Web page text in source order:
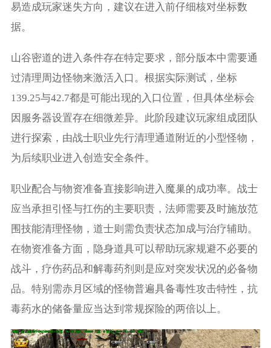
易造成玩家迷失方向，建议在进入前仔细核对坐标数
据。
山谷密道的进入条件存在特定要求，部分版本中需要通
过清理周边怪物来激活入口。根据实际测试，坐标
139.25与42.7都是可能出现的入口位置，但具体坐标会
因服务器设置存在细微差异。此阶段建议玩家组成团队
进行探索，由战士职业先行清理通道附近的小型怪物，
为后续职业进入创造安全条件。
职业配合与物资准备直接影响进入魔巢的成功率。战士
应当承担引怪与扛伤的主要职责，法师需要及时施放范
围技能清理怪物，道士则需负责状态加成与治疗辅助。
在物资准备方面，隐身道具可以帮助玩家规避不必要的
战斗，疗伤药品和解毒药剂则是应对突发状况的必备物
品。特别需赤月区域的怪物普遍具备毒性攻击特性，抗
毒药水的储备量应当达到常规探险的两倍以上。